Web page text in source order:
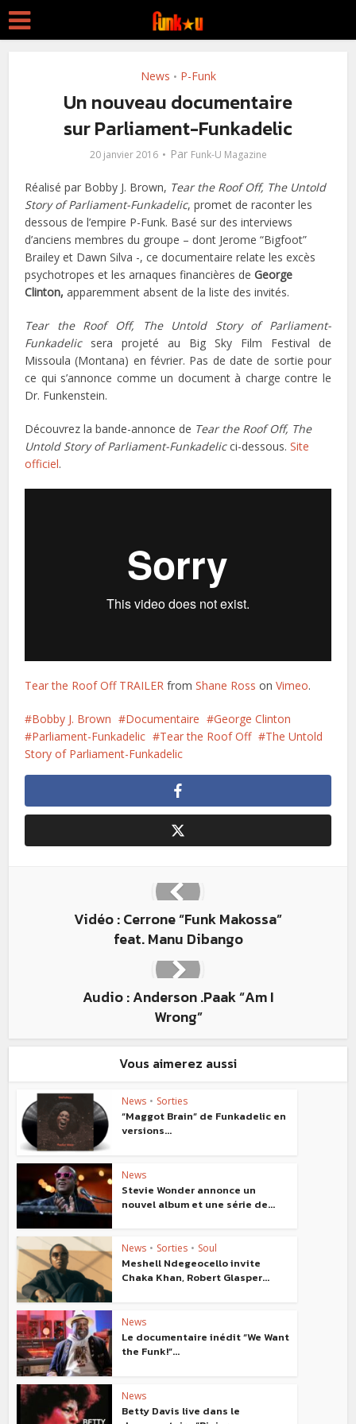
News • P-Funk
Un nouveau documentaire
sur Parliament-Funkadelic
20 janvier 2016 Par Funk-U Magazine
Réalisé par Bobby J. Brown, Tear the Roof Off, The Untold
Story of Parliament-Funkadelic, promet de raconter les
dessous de l’empire P-Funk. Basé sur des interviews
d’anciens membres du groupe – dont Jerome “Bigfoot”
Brailey et Dawn Silva -, ce documentaire relate les excès
psychotropes et les arnaques financières deGeorge
Clinton,apparemment absent de la liste des invités.
Tear the Roof Off, The Untold Story of Parliament-
Funkadelicsera projeté au Big Sky Film Festival de
Missoula (Montana) en février. Pas de date de sortie pour
ce qui s’annonce comme un document à charge contre le
Dr. Funkenstein.
Découvrez la bande-annonce de Tear the Roof Off, The
Untold Story of Parliament-Funkadelicci-dessous.Site
officiel.
Tear the Roof Off TRAILER fromShane Ross onVimeo.
Bobby J. Brown Documentaire
George Clinton
Parliament-Funkadelic
Tear the Roof Off
The Untold
Story of Parliament-Funkadelic
Vidéo : Cerrone “Funk Makossa”
feat. Manu Dibango
Audio : Anderson .Paak “Am I
Wrong”
Vous aimerez aussi
News • Sorties
“Maggot Brain” de Funkadelic en
versions...
News
Stevie Wonder annonce un
nouvel album et une série de...
News • Sorties • Soul
Meshell Ndegeocello invite
Chaka Khan, Robert Glasper...
News
Le documentaire inédit “We Want
the Funk!”...
News
Betty Davis live dans le